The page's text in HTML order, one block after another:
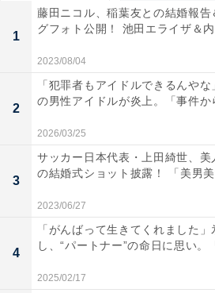
1
藤田ニコル、稲葉友との結婚報告
グフォト公開！ 池田エライザ＆
2023/08/04
2
「犯罪者もアイドルできるんや
の男性アイドルが炎上。「事件か
2026/03/25
3
サッカー日本代表・上田綺世、美
の結婚式ショット披露！ 「美男
2023/06/27
4
「がんばって生きてくれました」
し、“パートナー”の命日に思い。
2025/02/17